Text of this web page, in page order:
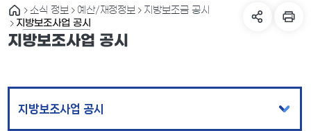
소식 정보 예산/재정정보 지방보조금 공시
지방보조사업 공시
지방보조사업 공시
지방보조사업 공시